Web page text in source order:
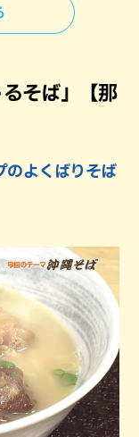
そば」【那
のよくばりそば